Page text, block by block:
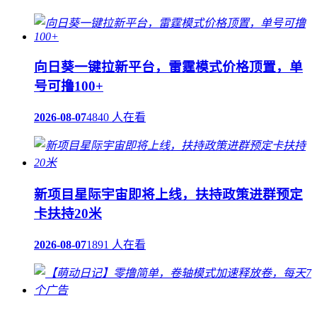
向日葵一键拉新平台，雷霆模式价格顶置，单
号可撸100+
2026-08-074840 人在看
新项目星际宇宙即将上线，扶持政策进群预定
卡扶持20米
2026-08-071891 人在看